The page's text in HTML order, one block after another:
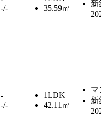
-/-
35.59㎡
新
-
-/-
1LDK
42.11㎡
マ
新